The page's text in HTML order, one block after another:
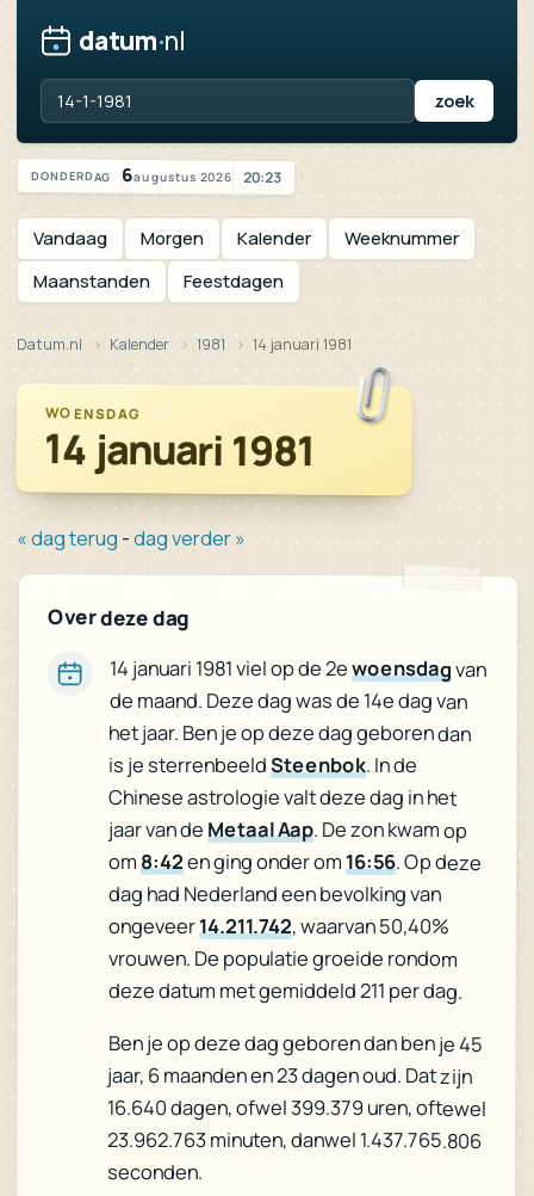
datum·nl
Vandaag is het donderdag 6 augustus 2026
DONDERDAG 6augustus 2026 20:23
Vandaag Morgen Kalender
Weeknummer
Maanstanden
Feestdagen
Datum.nl Kalender 1981 14 januari 1981
WOENSDAG
14 januari 1981
« dag terug -dag verder »
Over deze dag
14 januari 1981 viel op de 2ewoensdagvan
de maand. Deze dag was de 14e dag van
het jaar. Ben je op deze dag geboren dan
is je sterrenbeeldSteenbok. In de
Chinese astrologie valt deze dag in het
jaar van de Metaal Aap. De zon kwam op
om8:42en ging onder om16:56. Op deze
dag had Nederland een bevolking van
ongeveer14.211.742, waarvan 50,40%
vrouwen. De populatie groeide rondom
deze datum met gemiddeld 211 per dag.
Ben je op deze dag geboren dan ben je 45
jaar, 6 maanden en 23 dagen oud. Dat zijn
16.640 dagen, ofwel 399.379 uren, oftewel
23.962.763 minuten, danwel 1.437.765.806
seconden.